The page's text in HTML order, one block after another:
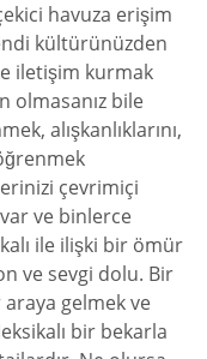
havuza erişim
kültürünüzden
iletişim kurmak
olmasanız bile
alışkanlıklarını,
çevrimiçi
ve binlerce
ile ilişki bir ömür
ve sevgi dolu. Bir
gelmek ve
bir bekarla